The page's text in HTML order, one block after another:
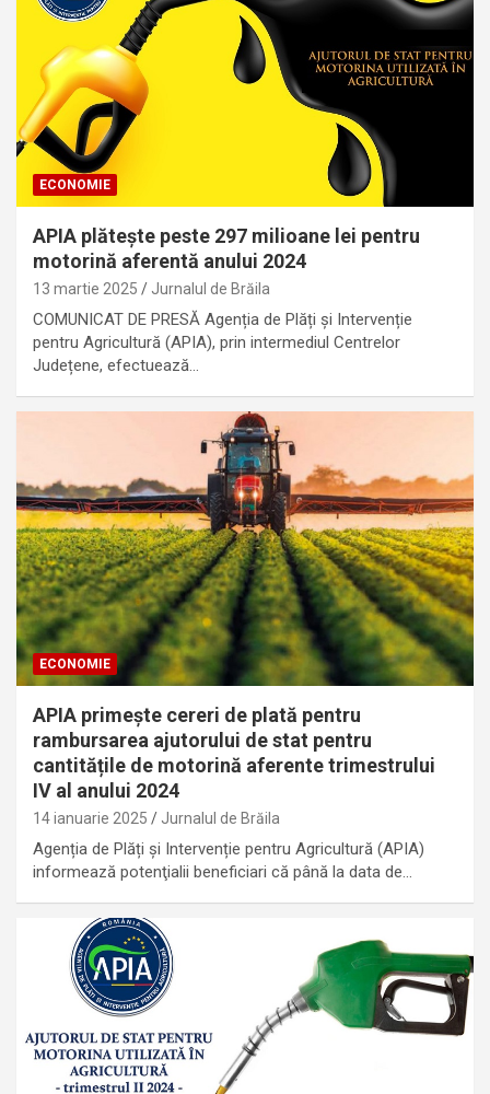
ECONOMIE
APIA plătește peste 297 milioane lei pentru
motorină aferentă anului 2024
13 martie 2025 Jurnalul de Brăila
COMUNICAT DE PRESĂ Agenția de Plăți și Intervenție
pentru Agricultură (APIA), prin intermediul Centrelor
Județene, efectuează…
ECONOMIE
APIA primește cereri de plată pentru
rambursarea ajutorului de stat pentru
cantitățile de motorină aferente trimestrului
IV al anului 2024
14 ianuarie 2025 Jurnalul de Brăila
Agenția de Plăți și Intervenție pentru Agricultură (APIA)
informează potenţialii beneficiari că până la data de…